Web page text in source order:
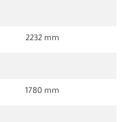
2232 mm
1780 mm